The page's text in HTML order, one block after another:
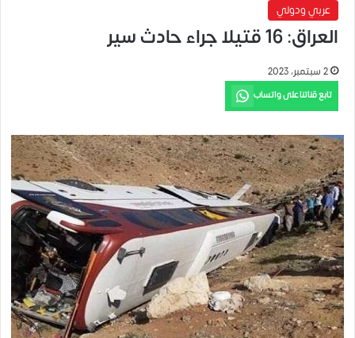
عربي ودولي
العراق: 16 قتيلا جراء حادث سير
2 سبتمبر، 2023
تابع قناتنا على واتساب